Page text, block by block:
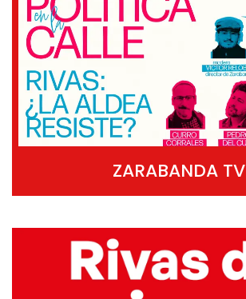
ZARABANDA TV